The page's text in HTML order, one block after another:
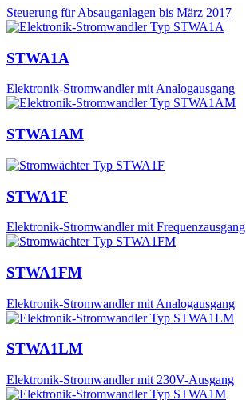
Steuerung für Absauganlagen bis März 2017
STWA1A
Elektronik-Stromwandler mit Analogausgang
STWA1AM
STWA1F
Elektronik-Stromwandler mit Frequenzausgang
STWA1FM
Elektronik-Stromwandler mit Analogausgang
STWA1LM
Elektronik-Stromwandler mit 230V-Ausgang